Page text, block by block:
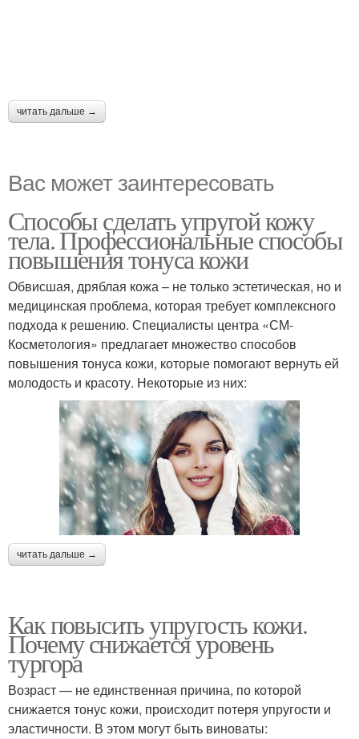
читать дальше →
Вас может заинтересовать
Способы сделать упругой кожу
тела. Профессиональные способы
повышения тонуса кожи
Обвисшая, дряблая кожа – не только эстетическая, но и
медицинская проблема, которая требует комплексного
подхода к решению. Специалисты центра «СМ-
Косметология» предлагает множество способов
повышения тонуса кожи, которые помогают вернуть ей
молодость и красоту. Некоторые из них:
читать дальше →
Как повысить упругость кожи.
Почему снижается уровень
тургора
Возраст — не единственная причина, по которой
снижается тонус кожи, происходит потеря упругости и
эластичности. В этом могут быть виноваты: